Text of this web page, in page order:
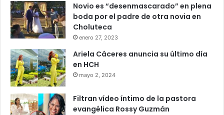
Novio es “desenmascarado” en plena
boda por el padre de otra novia en
Choluteca
enero 27, 2023
Ariela Cáceres anuncia su último día
en HCH
mayo 2, 2024
Filtran vídeo íntimo de la pastora
evangélica Rossy Guzmán